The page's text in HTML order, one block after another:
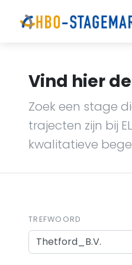
Vind hier
Zoek een stage
trajecten zijn bij
kwalitatieve
TREFWOORD